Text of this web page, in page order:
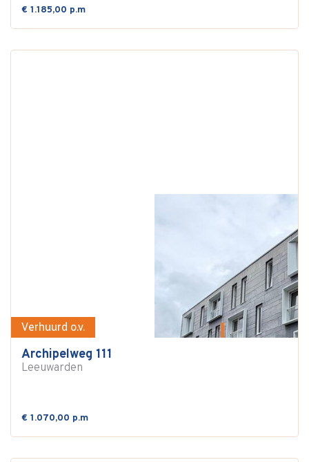
€ 1.185,00 p.m
Verhuurd o.v.
Archipelweg 111
Leeuwarden
€ 1.070,00 p.m